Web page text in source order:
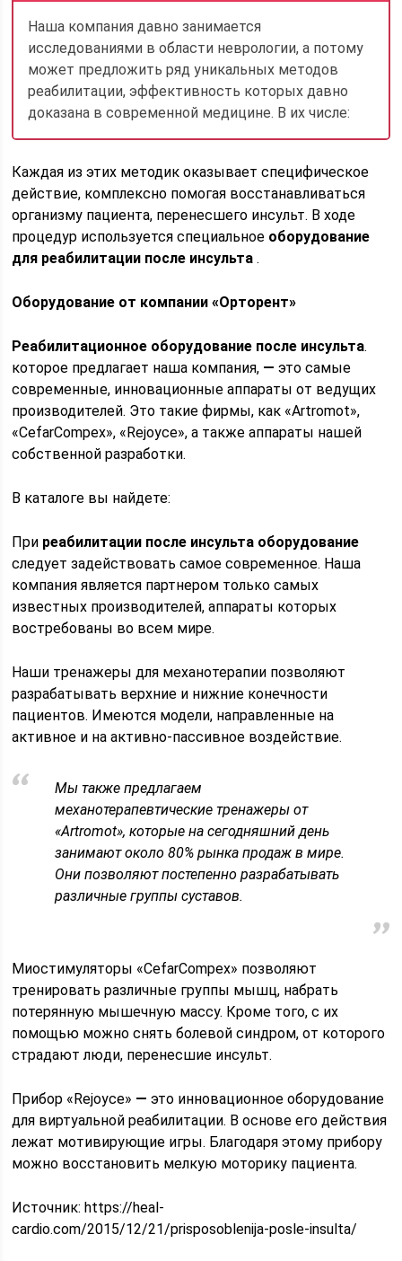
Наша компания давно занимается
исследованиями в области неврологии, а потому
может предложить ряд уникальных методов
реабилитации, эффективность которых давно
доказана в современной медицине. В их числе:
Каждая из этих методик оказывает специфическое
действие, комплексно помогая восстанавливаться
организму пациента, перенесшего инсульт. В ходе
процедур используется специальное оборудование
для реабилитации после инсульта .
Оборудование от компании «Орторент»
Реабилитационное оборудование после инсульта.
которое предлагает наша компания, — это самые
современные, инновационные аппараты от ведущих
производителей. Это такие фирмы, как «Artromot»,
«CefarCompex», «Rejoyce», а также аппараты нашей
собственной разработки.
В каталоге вы найдете:
При реабилитации после инсульта оборудование
следует задействовать самое современное. Наша
компания является партнером только самых
известных производителей, аппараты которых
востребованы во всем мире.
Наши тренажеры для механотерапии позволяют
разрабатывать верхние и нижние конечности
пациентов. Имеются модели, направленные на
активное и на активно-пассивное воздействие.
Мы также предлагаем
механотерапевтические тренажеры от
«Artromot», которые на сегодняшний день
занимают около 80% рынка продаж в мире.
Они позволяют постепенно разрабатывать
различные группы суставов.
Миостимуляторы «CefarCompex» позволяют
тренировать различные группы мышц, набрать
потерянную мышечную массу. Кроме того, с их
помощью можно снять болевой синдром, от которого
страдают люди, перенесшие инсульт.
Прибор «Rejoyce» — это инновационное оборудование
для виртуальной реабилитации. В основе его действия
лежат мотивирующие игры. Благодаря этому прибору
можно восстановить мелкую моторику пациента.
Источник:https://heal-
cardio.com/2015/12/21/prisposoblenija-posle-insulta/